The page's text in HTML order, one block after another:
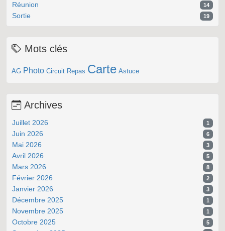
Réunion 14
Sortie 19
Mots clés
AG Photo Circuit Repas Carte Astuce
Archives
Juillet 2026 1
Juin 2026 6
Mai 2026 3
Avril 2026 5
Mars 2026 8
Février 2026 2
Janvier 2026 3
Décembre 2025 1
Novembre 2025 1
Octobre 2025 5